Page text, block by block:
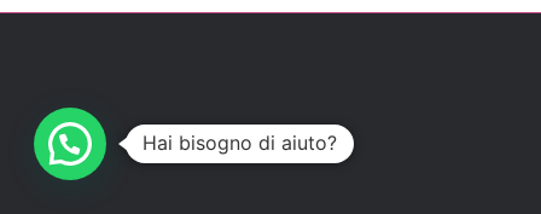
Hai bisogno di aiuto?